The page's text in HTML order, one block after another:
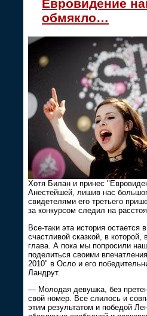
Евровидение
обмякло…
Хотя Билан и принес
Анестейшей, лишив нас
свидетелями его третьего
за конкурсом следил на
Все-таки эта история остается
счастливой сказкой, в
глава. А пока мы попросили
поделиться своими
2010" в Осло и его
Ландрут.
— Молодая девушка, без
свой номер. Все слилось и
этим результатом и победой